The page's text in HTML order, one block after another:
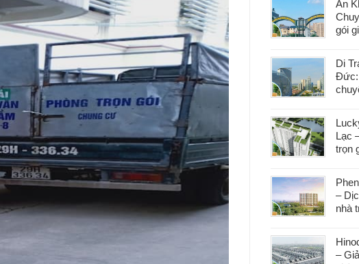
An
gói
Di
Đức:
dọn
Lạc
trọn
–
nhà
–